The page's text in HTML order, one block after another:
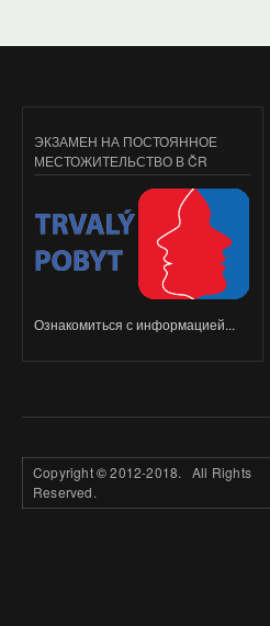
ЭКЗАМЕН НА ПОСТОЯННОЕ
МЕСТОЖИТЕЛЬСТВО В ČR
Ознакомиться с информацией...
Copyright©2012-2018. All Rights
Reserved.